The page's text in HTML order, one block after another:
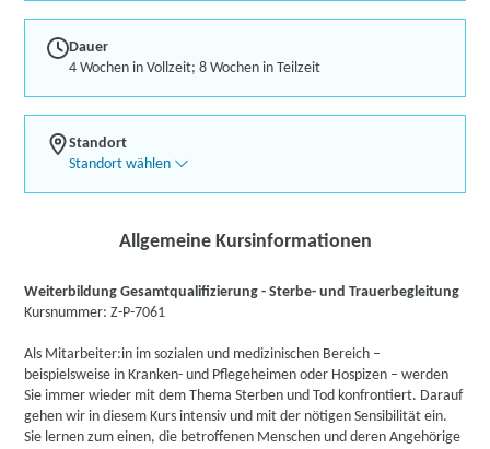
Dauer
4 Wochen in Vollzeit; 8 Wochen in Teilzeit
Standort
Standort wählen
Allgemeine Kursinformationen
Weiterbildung Gesamtqualifizierung - Sterbe- und Trauerbegleitung
Kursnummer: Z-P-7061
Als Mitarbeiter:in im sozialen und medizinischen Bereich –
beispielsweise in Kranken- und Pflegeheimen oder Hospizen – werden
Sie immer wieder mit dem Thema Sterben und Tod konfrontiert. Darauf
gehen wir in diesem Kurs intensiv und mit der nötigen Sensibilität ein.
Sie lernen zum einen, die betroffenen Menschen und deren Angehörige